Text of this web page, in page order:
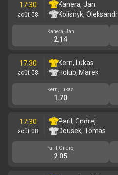
17:30
août 08
Kanera, Jan
Kolisnyk, Oleksandr
Kanera, Jan
2.14
17:30
août 08
Kern, Lukas
Holub, Marek
Kern, Lukas
1.70
17:30
août 08
Paril, Ondrej
Dousek, Tomas
Paril, Ondrej
2.05